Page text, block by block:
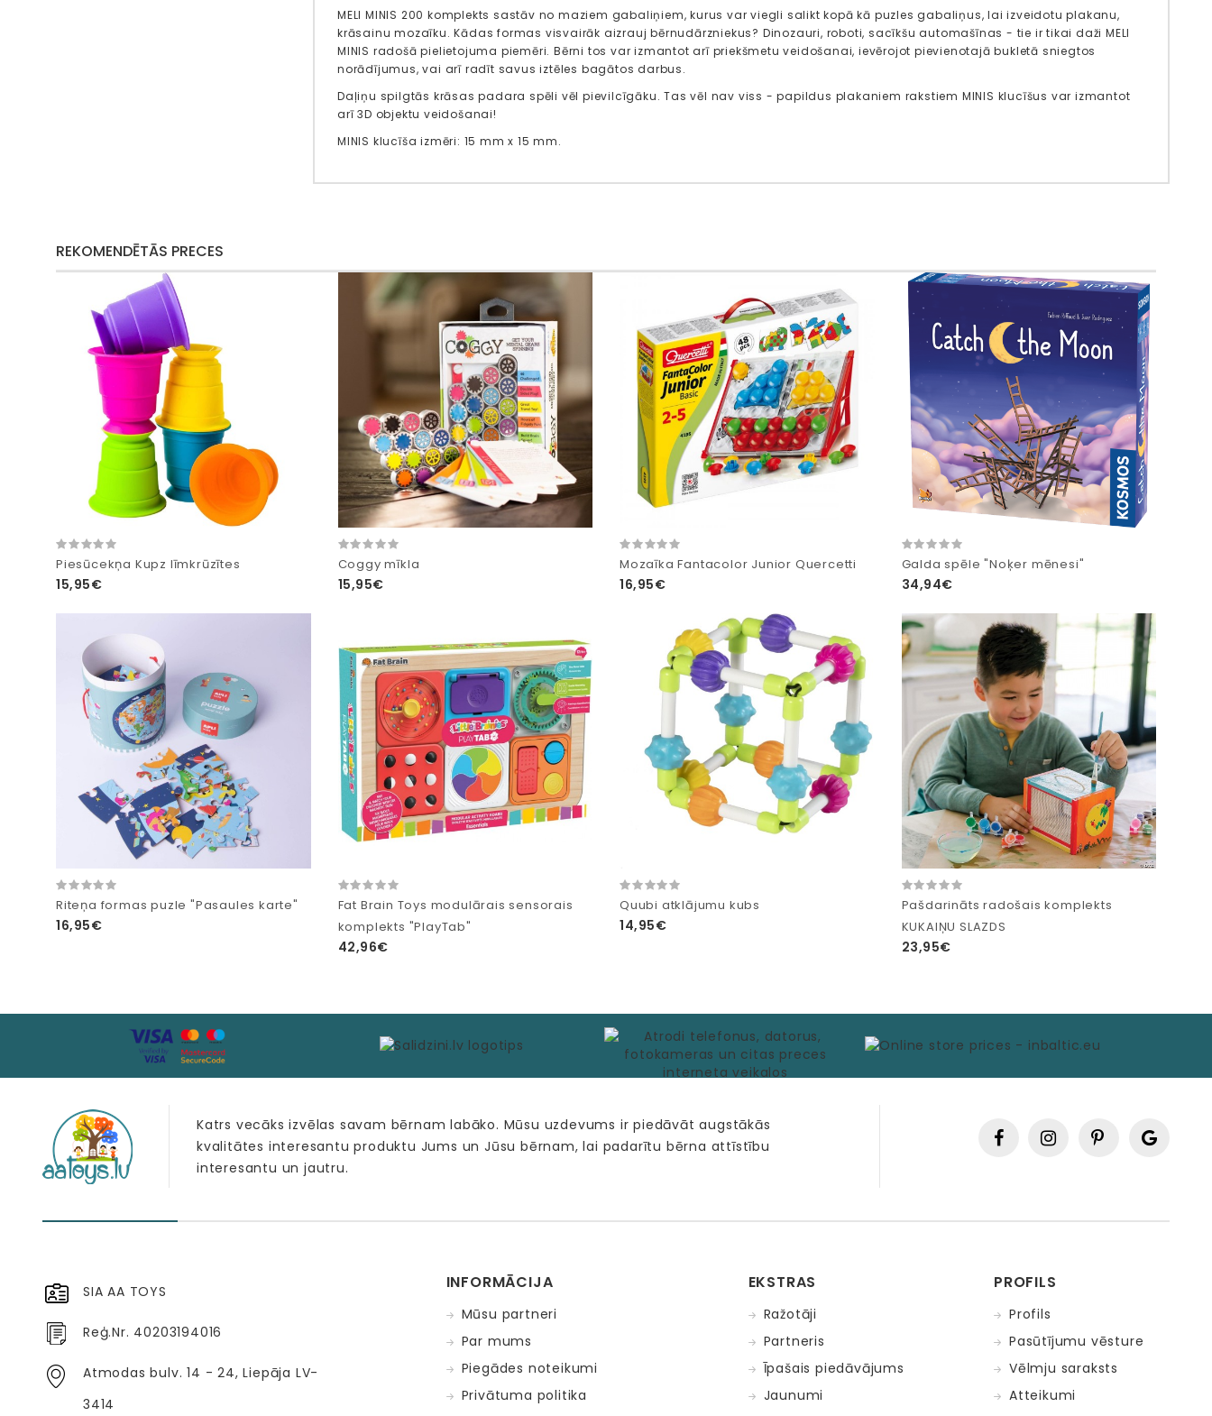
MELI MINIS 200 komplekts sastāv no maziem gabaliņiem, kurus var viegli salikt kopā kā puzles gabaliņus, lai izveidotu plakanu,
krāsainu mozaīku. Kādas formas visvairāk aizrauj bērnudārzniekus? Dinozauri, roboti, sacīkšu automašīnas - tie ir tikai daži MELI
MINIS radošā pielietojuma piemēri. Bērni tos var izmantot arī priekšmetu veidošanai, ievērojot pievienotajā bukletā sniegtos
norādījumus, vai arī radīt savus iztēles bagātos darbus.
Daļiņu spilgtās krāsas padara spēli vēl pievilcīgāku. Tas vēl nav viss - papildus plakaniem rakstiem MINIS klucīšus var izmantot
arī 3D objektu veidošanai!
MINIS klucīša izmēri: 15 mm x 15 mm.
REKOMENDĒTĀS PRECES
Piesūcekņa Kupz līmkrūzītes
15,95€
Coggy mīkla
15,95€
Mozaīka Fantacolor Junior Quercetti
16,95€
Galda spēle "Noķer mēnesi"
34,94€
Riteņa formas puzle "Pasaules karte"
16,95€
Fat Brain Toys modulārais sensorais
komplekts "PlayTab"
42,96€
Quubi atklājumu kubs
14,95€
Pašdarināts radošais komplekts
KUKAIŅU SLAZDS
23,95€
Katrs vecāks izvēlas savam bērnam labāko. Mūsu uzdevums ir piedāvāt augstākās
kvalitātes interesantu produktu Jums un Jūsu bērnam, lai padarītu bērna attīstību
interesantu un jautru.
SIA AA TOYS
Reģ.Nr. 40203194016
Atmodas bulv. 14 - 24, Liepāja LV-
3414
INFORMĀCIJA
Mūsu partneri
Par mums
Piegādes noteikumi
Privātuma politika
EKSTRAS
Ražotāji
Partneris
Īpašais piedāvājums
Jaunumi
PROFILS
Profils
Pasūtījumu vēsture
Vēlmju saraksts
Atteikumi